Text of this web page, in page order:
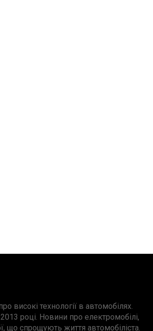
високі технології в автомобілях.
році. Новини про електромобілі,
що спрощують життя автомобіліста.